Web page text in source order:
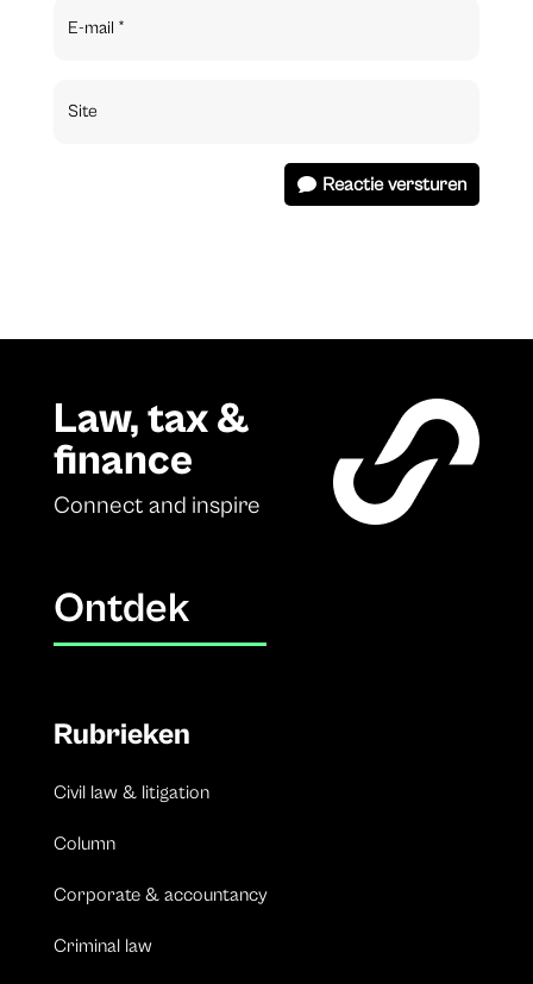
Reactie versturen
Law, tax &
finance
Connect and inspire
Ontdek
Rubrieken
Civil law & litigation
Column
Corporate & accountancy
Criminal law